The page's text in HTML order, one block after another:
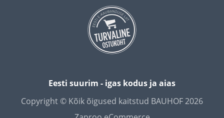
Eesti suurim - igas kodus ja aias
Copyright © Kõik õigused kaitstud BAUHOF 2026